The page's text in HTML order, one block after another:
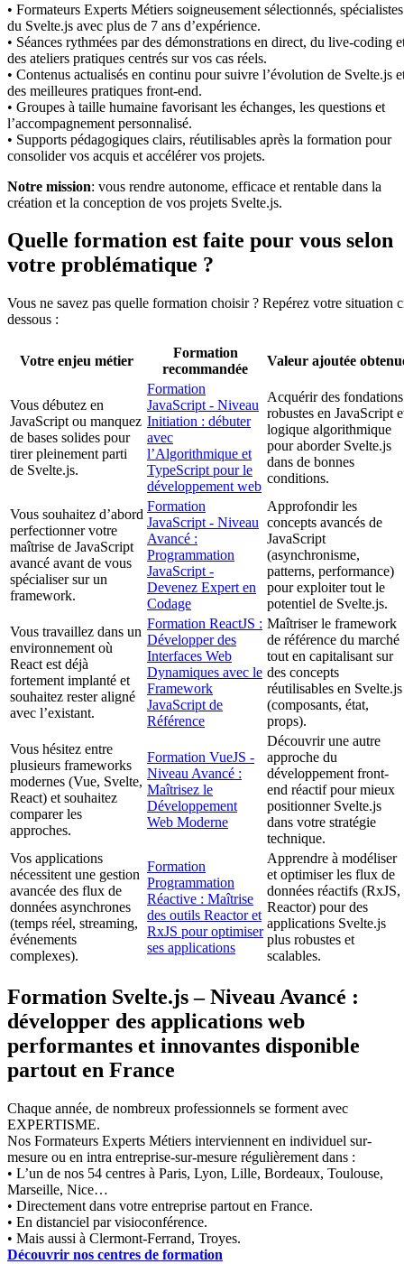
• Formateurs Experts Métiers soigneusement sélectionnés, spécialistes
du Svelte.js avec plus de 7 ans d’expérience.
• Séances rythmées par des démonstrations en direct, du live-coding
des ateliers pratiques centrés sur vos cas réels.
• Contenus actualisés en continu pour suivre l’évolution de Svelte.js
des meilleures pratiques front-end.
• Groupes à taille humaine favorisant les échanges, les questions et
l’accompagnement personnalisé.
• Supports pédagogiques clairs, réutilisables après la formation pour
consolider vos acquis et accélérer vos projets.
Notre mission: vous rendre autonome, efficace et rentable dans la
création et la conception de vos projets Svelte.js.
Quelle formation est faite pour vous selon
votre problématique ?
Vous ne savez pas quelle formation choisir ? Repérez votre situation
dessous :
Votre enjeu métier
Formation
recommandée
Valeur ajoutée
Vous débutez en
JavaScript ou manquez
de bases solides pour
tirer pleinement parti
de Svelte.js.
Formation
JavaScript - Niveau
Initiation : débuter
avec
l’Algorithmique et
TypeScript pour le
développement web
Acquérir des fondations
robustes en JavaScript
logique algorithmique
pour aborder Svelte.js
dans de bonnes
conditions.
Vous souhaitez d’abord
perfectionner votre
maîtrise de JavaScript
avancé avant de vous
spécialiser sur un
framework.
Formation
JavaScript - Niveau
Avancé :
Programmation
JavaScript -
Devenez Expert en
Codage
Approfondir les
concepts avancés de
JavaScript
(asynchronisme,
patterns, performance)
pour exploiter tout le
potentiel de Svelte.js.
Vous travaillez dans un
environnement où
React est déjà
fortement implanté et
souhaitez rester aligné
avec l’existant.
Formation ReactJS :
Développer des
Interfaces Web
Dynamiques avec le
Framework
JavaScript de
Référence
Maîtriser le framework
de référence du marché
tout en capitalisant sur
des concepts
réutilisables en Svelte.js
(composants, état,
props).
Vous hésitez entre
plusieurs frameworks
modernes (Vue, Svelte,
React) et souhaitez
comparer les
approches.
Formation VueJS -
Niveau Avancé :
Maîtrisez le
Développement
Web Moderne
Découvrir une autre
approche du
développement front-
end réactif pour mieux
positionner Svelte.js
dans votre stratégie
technique.
Vos applications
nécessitent une gestion
avancée des flux de
données asynchrones
(temps réel, streaming,
événements
complexes).
Formation
Programmation
Réactive : Maîtrise
des outils Reactor et
RxJS pour optimiser
ses applications
Apprendre à modéliser
et optimiser les flux de
données réactifs (RxJS,
Reactor) pour des
applications Svelte.js
plus robustes et
scalables.
Formation Svelte.js – Niveau Avancé :
développer des applications web
performantes et innovantes disponible
partout en France
Chaque année, de nombreux professionnels se forment avec
EXPERTISME.
Nos Formateurs Experts Métiers interviennent en individuel sur-
mesure ou en intra entreprise-sur-mesure régulièrement dans :
• L’un de nos 54 centres à Paris, Lyon, Lille, Bordeaux, Toulouse,
Marseille, Nice…
• Directement dans votre entreprise partout en France.
• En distanciel par visioconférence.
• Mais aussi à Clermont-Ferrand, Troyes.
Découvrir nos centres de formation